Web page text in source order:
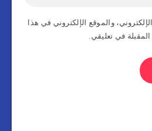
والموقع الإلكتروني في هذا
في تعليقي.